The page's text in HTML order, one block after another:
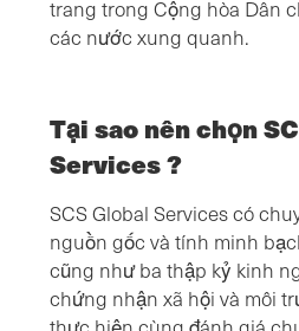
trang trong Cộng hòa Dân
các nước xung quanh.
Tại sao nên chọn
Services ?
SCS Global Services có
nguồn gốc và tính minh
cũng như ba thập kỷ kinh
chứng nhận xã hội và môi